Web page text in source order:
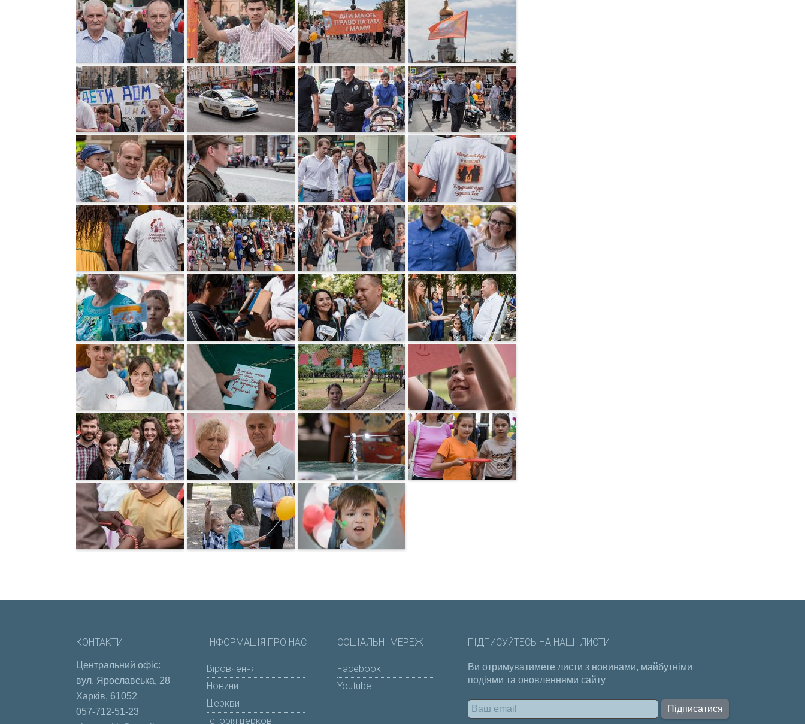
КОНТАКТИ
Центральний офіс:
вул. Ярославська, 28
Харків, 61052
057-712-51-23
ІНФОРМАЦІЯ ПРО НАС
Віровчення
Новини
Церкви
Історія церков
СОЦІАЛЬНІ МЕРЕЖІ
Facebook
Youtube
ПІДПИСУЙТЕСЬ НА НАШІ ЛИСТИ
Ви отримуватимете листи з новинами, майбутніми
подіями та оновленнями сайту
Підписатися